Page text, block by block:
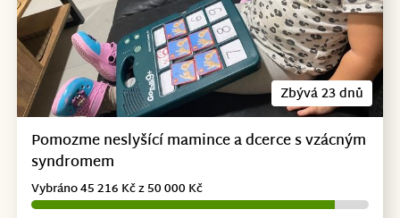
Zbývá 23 dnů
Pomozme neslyšící mamince a dcerce s vzácným
syndromem
Vybráno 45 216 Kč z 50 000 Kč